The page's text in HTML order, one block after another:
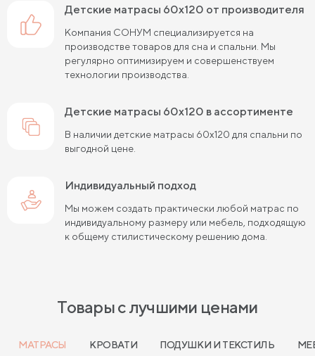
детские матрасы 60х120 от производителя
Компания СОНУМ специализируется на
производстве товаров для сна и спальни. Мы
регулярно оптимизируем и совершенствуем
технологии производства.
детские матрасы 60х120 в ассортименте
В наличии детские матрасы 60х120 для спальни по
выгодной цене.
Индивидуальный подход
Мы можем создать практически любой матрас по
индивидуальному размеру или мебель, подходящую
к общему стилистическому решению дома.
Товары с лучшими ценами
МАТРАСЫ КРОВАТИ ПОДУШКИ И ТЕКСТИЛЬ